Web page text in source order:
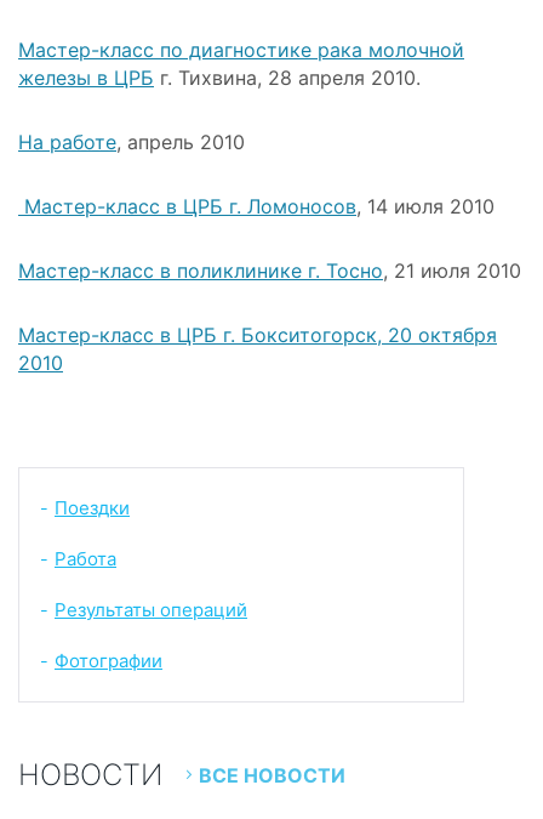
Мастер-класс по диагностике рака молочной
железы в ЦРБ г. Тихвина, 28 апреля 2010.
На работе, апрель 2010
Мастер-класс в ЦРБ г. Ломоносов, 14 июля 2010
Мастер-класс в поликлинике г. Тосно, 21 июля 2010
Мастер-класс в ЦРБ г. Бокситогорск, 20 октября
2010
- Поездки
- Работа
- Результаты операций
- Фотографии
НОВОСТИ ВСЕ НОВОСТИ